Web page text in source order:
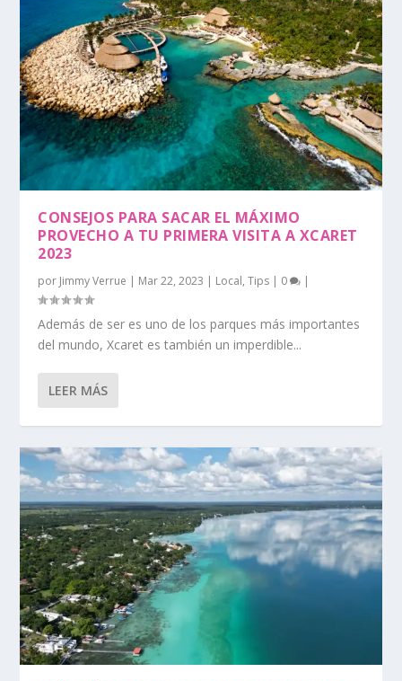
CONSEJOS PARA SACAR EL MÁXIMO
PROVECHO A TU PRIMERA VISITA A XCARET
2023
por Jimmy Verrue | Mar 22, 2023 | Local,Tips | 0 |
Además de ser es uno de los parques más importantes
del mundo, Xcaret es también un imperdible...
LEER MÁS